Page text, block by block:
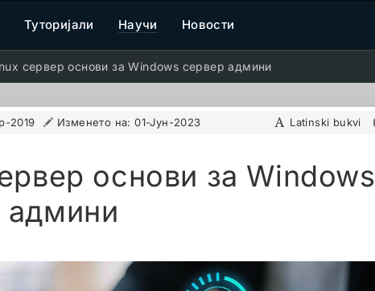
Туторијали Научи Новости
сервер основи за Windows сервер админи
2019 Изменето на:01-Јун-2023 Latinski bukvi
основи за Windows
админи